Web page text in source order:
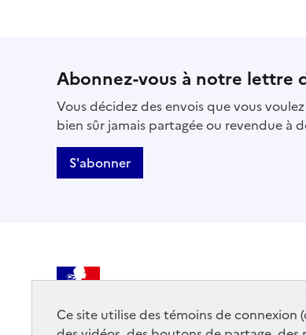
Ce site utilise des témoins de connexion
Abonnez-vous à notre lettre
Vous décidez des envois que vous
bien sûr jamais partagée ou revendue à
S'abonner
DE LA CULTURE